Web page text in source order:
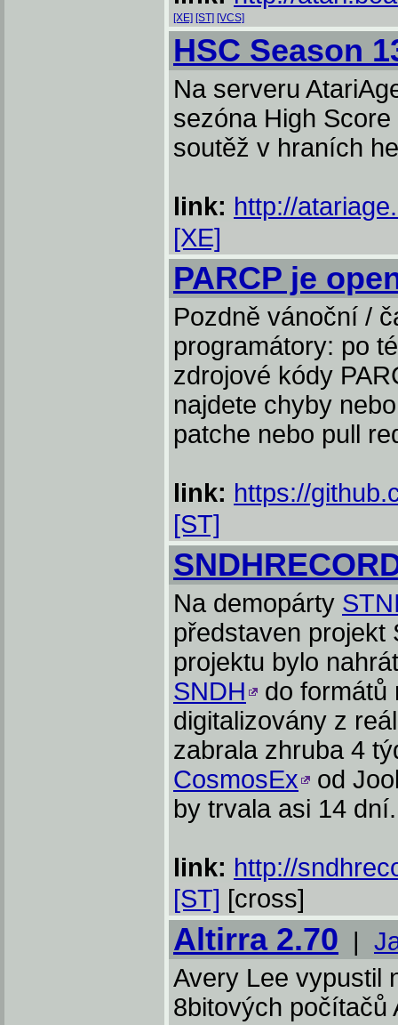
[XE] [ST] [VCS]
HSC Season
Na serveru
sezóna High
soutěž v hraních
link: http://
[XE]
PARCP je
Pozdně vánoční /
programátory: po
zdrojové kódy
najdete chyby
patche nebo pull
link: https://
[ST]
Na demopárty
představen projekt
projektu bylo
SNDH
do formátů
digitalizovány z
zabrala zhruba 4
CosmosEx
od
by trvala asi 14 dní.
link: http://
[ST] [cross]
Altirra 2.70 |
Avery Lee vypustil
8bitových počítačů